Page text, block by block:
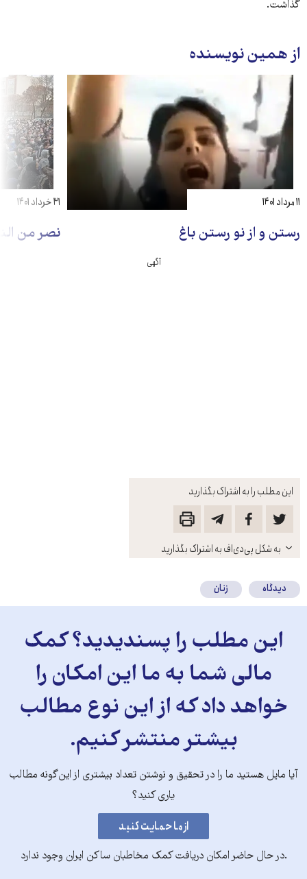
این مطلب را به اشتراک بگذارید
باز
کنید
به شکل پی‌دی‌اف به اشتراک بگذارید
گذاشت.
از همین نویسنده
رستن و از نو رستن باغ
۱۱ مرداد ۱۴۰۱
نصر من
۳۱ خرداد ۱۴۰۱
آگهی
دیدگاه زنان
این مطلب را پسندیدید؟ کمک
مالی شما به ما این امکان را
خواهد داد که از این نوع مطالب
بیشتر منتشر کنیم.
آیا مایل هستید ما را در تحقیق و نوشتن تعداد بیشتری از این‌گونه مطالب
یاری کنید؟
.در حال حاضر امکان دریافت کمک مخاطبان ساکن ایران وجود ندارد